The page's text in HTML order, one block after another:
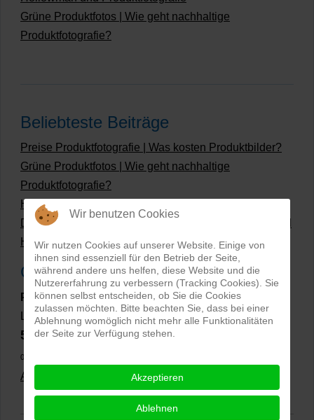
Grüne Produktfotos | Wie geht nachhaltige
Produktfotografie?
Beliebteste Beiträge
Preise Produktfotografie | Was kosten Produktbilder?
Grüne Produktfotos | Wie geht nachhaltige
Produktfotografie?
Hollow Man Fotografie | Darauf kommt es an!
Dateiformate und Bilder mit transparentem Hintergrund
Hollowman und Produktfotografie
Google Rezensionen
PRO-ducto GmbH, Fotografie und Bildbearbeitung in
Lichtenau
5,0⭐⭐⭐⭐⭐bei144 Google-Rezensionen
02.01.2026)
Alle Rezensionen ansehen|Bewertung abgeben
Wir benutzen Cookies
Wir nutzen Cookies auf unserer Website. Einige von
ihnen sind essenziell für den Betrieb der Seite,
während andere uns helfen, diese Website und die
Nutzererfahrung zu verbessern (Tracking Cookies). Sie
können selbst entscheiden, ob Sie die Cookies
zulassen möchten. Bitte beachten Sie, dass bei einer
Ablehnung womöglich nicht mehr alle Funktionalitäten
der Seite zur Verfügung stehen.
Akzeptieren
Ablehnen